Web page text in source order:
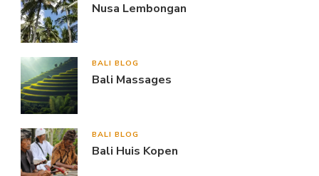
Nusa Lembongan
BALI BLOG
Bali Massages
BALI BLOG
Bali Huis Kopen